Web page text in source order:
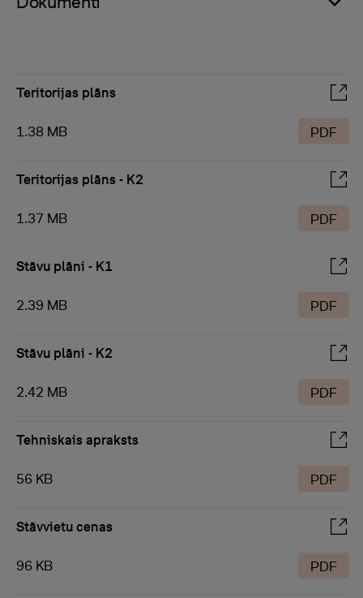
Teritorijas plāns
1.38 MB PDF
Teritorijas plāns - K2
1.37 MB PDF
Stāvu plāni - K1
2.39 MB PDF
Stāvu plāni - K2
2.42 MB PDF
Tehniskais apraksts
56 KB PDF
Stāvvietu cenas
96 KB PDF